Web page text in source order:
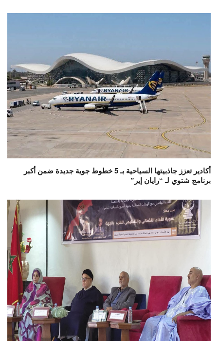
أكادير تعزز جاذبيتها السياحية بـ 5 خطوط جوية جديدة ضمن أكبر
برنامج شتوي لـ “رايان إير”